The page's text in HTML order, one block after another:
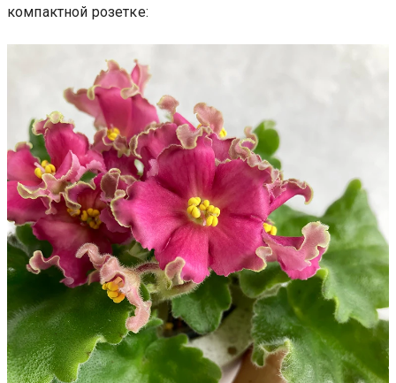
компактной розетке: